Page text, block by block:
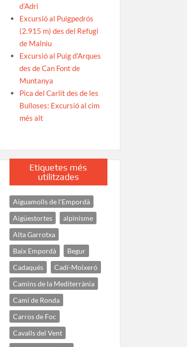
d’Adri
Excursió al Puigpedrós
(2.915 m) des del Refugi
de Malniu
Excursió al Puig d’Arques
des de Can Font de
Muntanya
Pica del Carlit des de les
Bulloses: Excursió al cim
més alt
Etiquetes més
utilitzades
Aiguamolls de l'Empordà
Aigüestortes
alpinisme
Alta Garrotxa
Baix Empordà
Begur
Cadaqués
Cadí-Moixeró
Camins de la Mediterrània
Camí de Ronda
Carros de Foc
Cavalls del Vent